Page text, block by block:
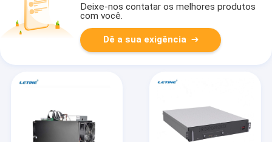
Deixe-nos contatar os melhores produtos
com você.
Dê a sua exigência